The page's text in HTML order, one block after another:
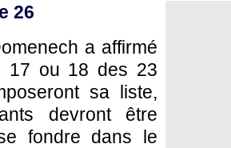
26
a affirmé
17 ou 18 des 23
sa liste,
devront être
fondre dans le